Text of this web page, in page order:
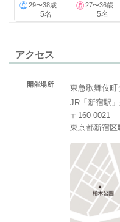
29〜38歳
5名
27〜36歳
5名
アクセス
開催場所
東急歌舞伎町
JR「新宿駅
〒160-0021
東京都新宿